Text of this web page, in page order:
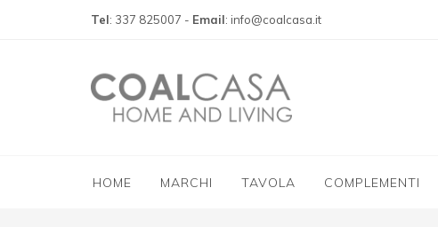
Tel: 337 825007 - Email: info@coalcasa.it
HOME MARCHI TAVOLA COMPLEMENTI